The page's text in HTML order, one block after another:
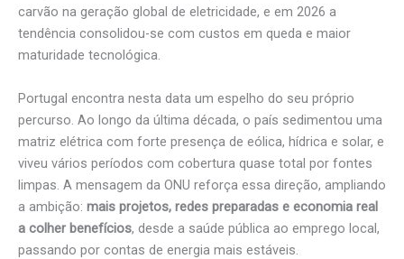
carvão na geração global de eletricidade, e em 2026 a
tendência consolidou-se com custos em queda e maior
maturidade tecnológica.
Portugal encontra nesta data um espelho do seu próprio
percurso. Ao longo da última década, o país sedimentou uma
matriz elétrica com forte presença de eólica, hídrica e solar, e
viveu vários períodos com cobertura quase total por fontes
limpas. A mensagem da ONU reforça essa direção, ampliando
a ambição: mais projetos, redes preparadas e economia real
a colher benefícios, desde a saúde pública ao emprego local,
passando por contas de energia mais estáveis.